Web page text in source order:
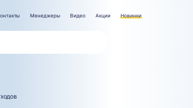
Менеджеры Видео Акции Новинки